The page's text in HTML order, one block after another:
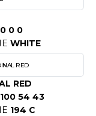
0 0
WHITE
RED
RED
54 43
194 C